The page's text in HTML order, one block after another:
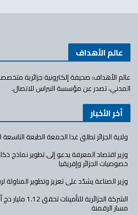
عالم الأهداف
عالم الأهداف: صحيفة إلكترونية جزائرية
المدني، تصدر عن مؤسسة النبراس للاتصال.
أخر الأخبار
ولاية الجزائر تطلق غدا الجمعة الطبعة
وزير اقتصاد المعرفة يدعو إلى تطوير
خصوصيات الجزائر وإفريقيا
وزير الصناعة يشدّد على تعزيز وتطوير المناولة
مسار الرقمنة